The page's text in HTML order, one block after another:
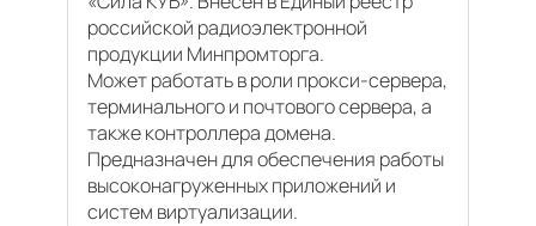
российской радиоэлектронной
продукции Минпромторга.
Может работать в роли прокси-сервера,
терминального и почтового сервера, а
также контроллера домена.
Предназначен для обеспечения работы
высоконагруженных приложений и
систем виртуализации.